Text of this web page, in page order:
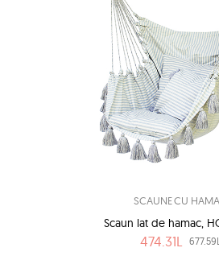
SCAUNE CU
Scaun lat de hamac,
474.31L